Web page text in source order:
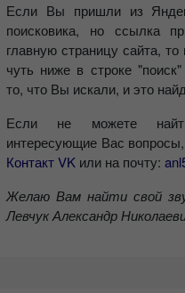
Если Вы пришли из
поисковика, но ссылка
главную страницу сайта, то
чуть ниже в строке
то, что Вы искали, и это
Если не можете
интересующие Вас
Контакт VK или на почту:
Желаю Вам найти свой
Левчук Александр